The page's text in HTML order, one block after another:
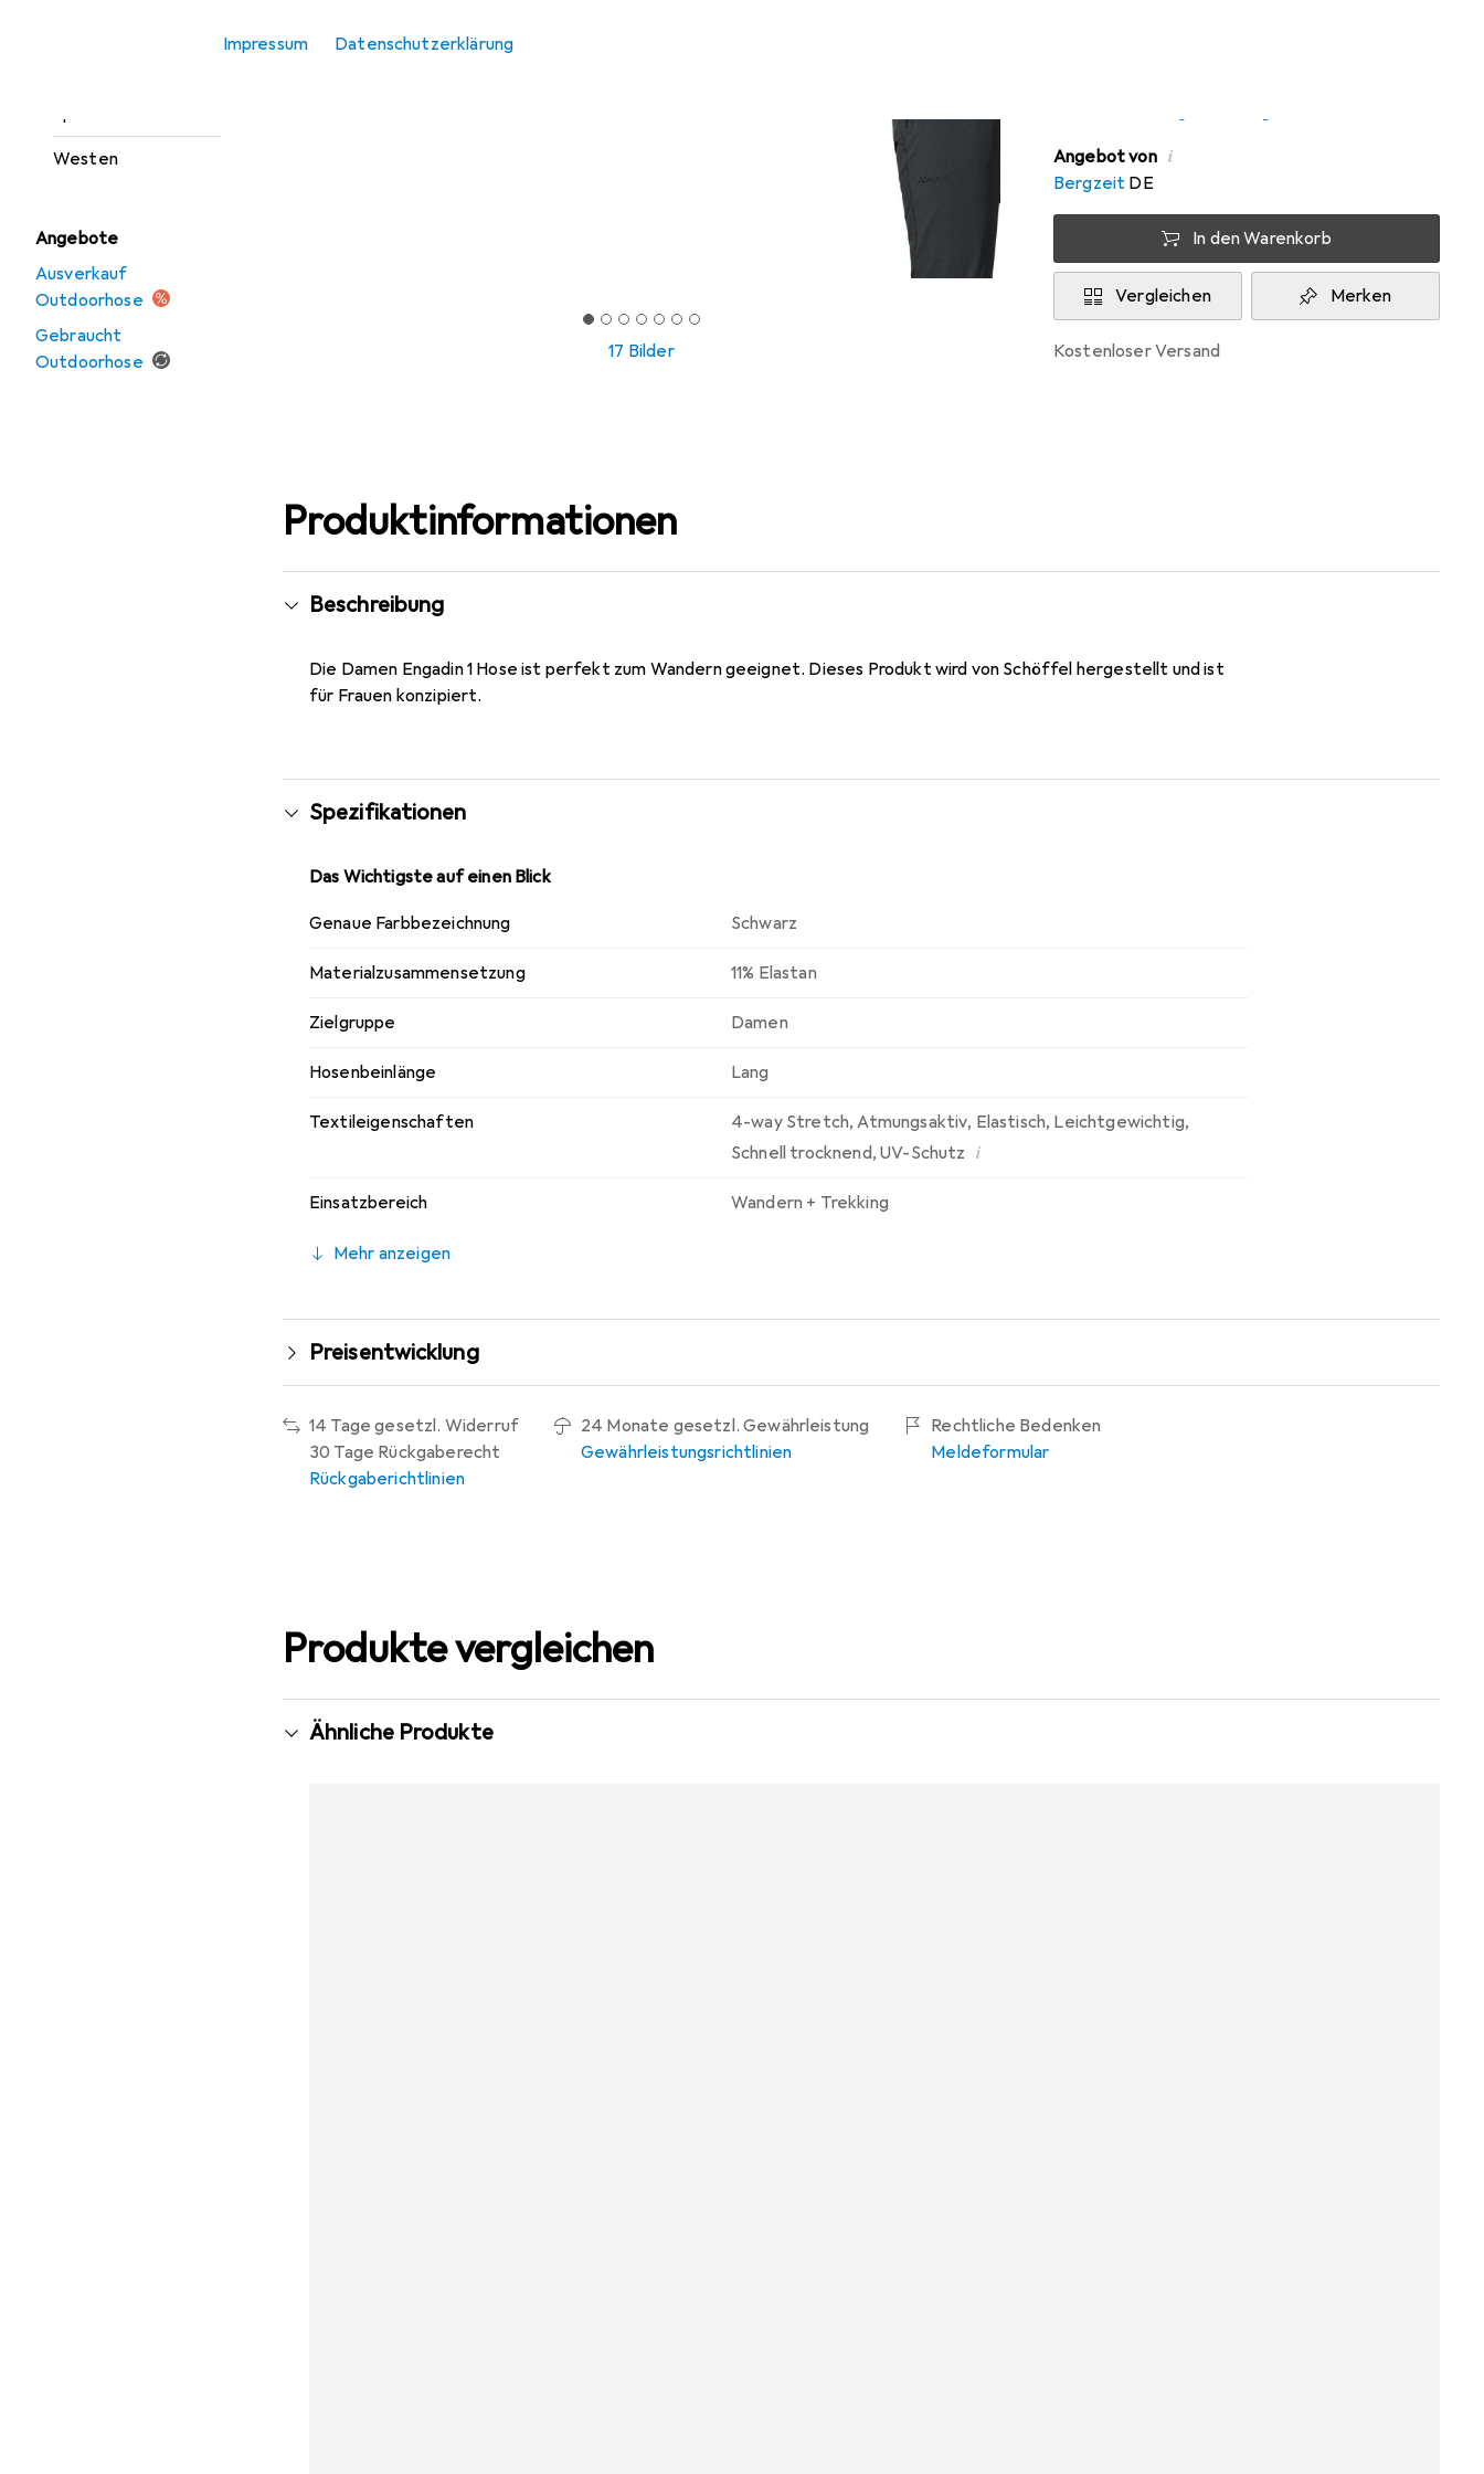
Impressum Datenschutzerklärung
Sportsocken
Westen
Angebote
Ausverkauf
Outdoorhose
Gebraucht
Outdoorhose
17 Bilder
Angebot von i
Bergzeit DE
In den Warenkorb
Vergleichen Merken
kostenloser Versand
Produktinformationen
Beschreibung
Die Damen Engadin 1 Hose ist perfekt zum Wandern geeignet. Dieses Produkt wird von Schöffel hergestellt und ist
für Frauen konzipiert.
Spezifikationen
Das Wichtigste auf einen Blick
Genaue Farbbezeichnung Schwarz
Materialzusammensetzung 11% Elastan
Zielgruppe Damen
Hosenbeinlänge Lang
Textileigenschaften 4-way Stretch,Atmungsaktiv, Elastisch, Leichtgewichtig,
Schnell trocknend,UV-Schutz i
Einsatzbereich Wandern + Trekking
Mehr anzeigen
Preisentwicklung
14 Tage gesetzl. Widerruf
30 Tage Rückgaberecht
Rückgaberichtlinien
24 Monate gesetzl. Gewährleistung
Gewährleistungsrichtlinien
Rechtliche Bedenken
Meldeformular
Produkte vergleichen
Ähnliche Produkte